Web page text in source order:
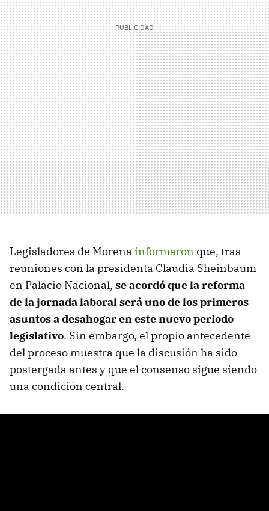
Legisladores de Morena informaron que, tras
reuniones con la presidenta Claudia Sheinbaum
en Palacio Nacional, se acordó que la reforma
de la jornada laboral será uno de los primeros
asuntos a desahogar en este nuevo periodo
legislativo. Sin embargo, el propio antecedente
del proceso muestra que la discusión ha sido
postergada antes y que el consenso sigue siendo
una condición central.